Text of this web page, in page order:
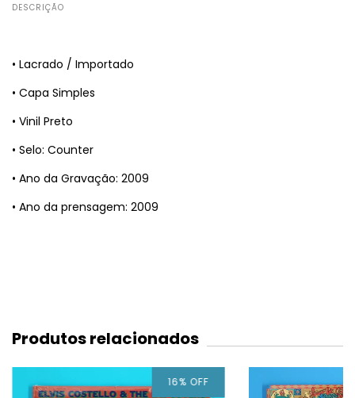
DESCRIÇÃO
• Lacrado / Importado
• Capa Simples
• Vinil Preto
• Selo: Counter
• Ano da Gravação: 2009
• Ano da prensagem: 2009
Produtos relacionados
16% OFF